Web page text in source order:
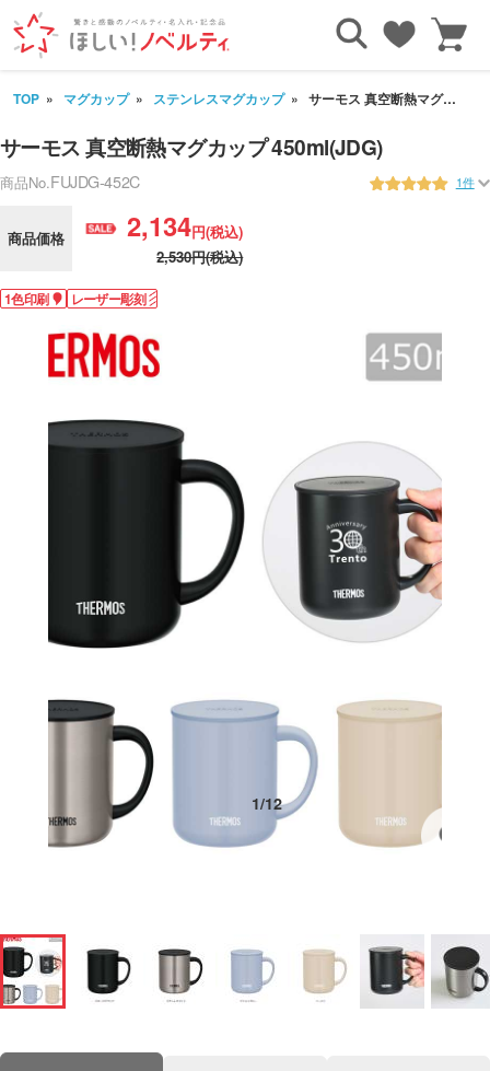
TOP マグカップ ステンレスマグカップ サーモス 真空断熱マグカップ 450ml(JDG)
サーモス 真空断熱マグカップ 450ml(JDG)
商品No.FUJDG-452C 1件
商品価格 2,134円(税込)
2,530円(税込)
1色印刷 レーザー彫刻
1/12